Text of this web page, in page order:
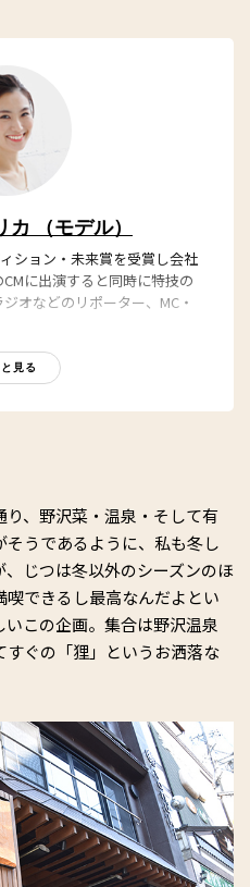
カ （モデル）
ション・未来賞を受賞し会社
に出演すると同時に特技の
オなどのリポーター、MC・
ト：https://yahararika.jp/
rika_yahara/
UCXV3gK3hst4L-
見る
、野沢菜・温泉・そして有
うであるように、私も冬し
じつは冬以外のシーズンのほ
できるし最高なんだよとい
この企画。集合は野沢温泉
ぐの「狸」というお洒落な